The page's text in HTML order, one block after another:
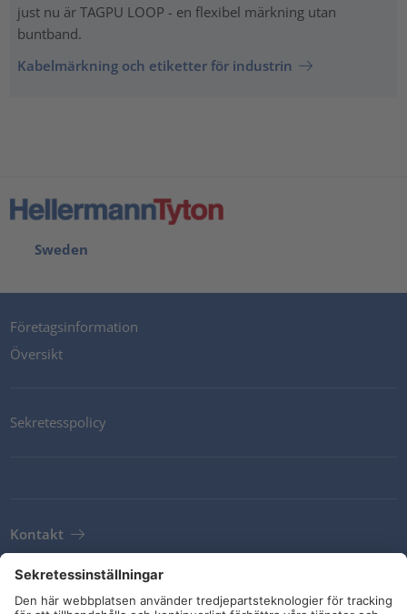
just nu är TAGPU LOOP - en flexibel märkning utan
buntband.
Kabelmärkning och etiketter för industrin
Sweden
Företagsinformation
Översikt
Sekretesspolicy
Kontakt